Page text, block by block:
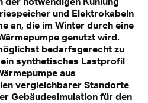
und Elektrokabeln
an, die im Winter durch eine
genutzt wird.
bedarfsgerecht zu
synthetisches Lastprofil
aus
vergleichbarer Standorte
Gebäudesimulation für den